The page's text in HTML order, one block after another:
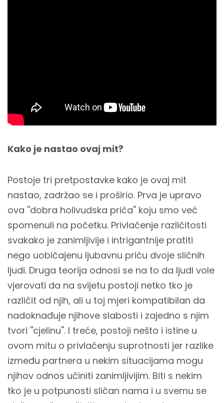
Kako je nastao ovaj mit?
Postoje tri pretpostavke kako je ovaj mit
nastao, zadržao se i proširio. Prva je upravo
ova ''dobra holivudska priča'' koju smo već
spomenuli na početku. Privlačenje različitosti
svakako je zanimljivije i intrigantnije pratiti
nego uobičajenu ljubavnu priču dvoje sličnih
ljudi. Druga teorija odnosi se na to da ljudi vole
vjerovati da na svijetu postoji netko tko je
različit od njih, ali u toj mjeri kompatibilan da
nadoknađuje njihove slabosti i zajedno s njim
tvori ''cjelinu''. I treće, postoji nešto i istine u
ovom mitu o privlačenju suprotnosti jer razlike
između partnera u nekim situacijama mogu
njihov odnos učiniti zanimljivijim. Biti s nekim
tko je u potpunosti sličan nama i u svemu se